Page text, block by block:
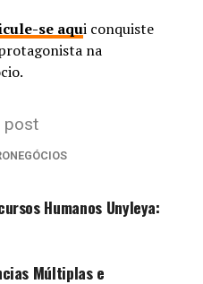
se aqui conquiste
na
post
Humanos Unyleya:
Múltiplas e